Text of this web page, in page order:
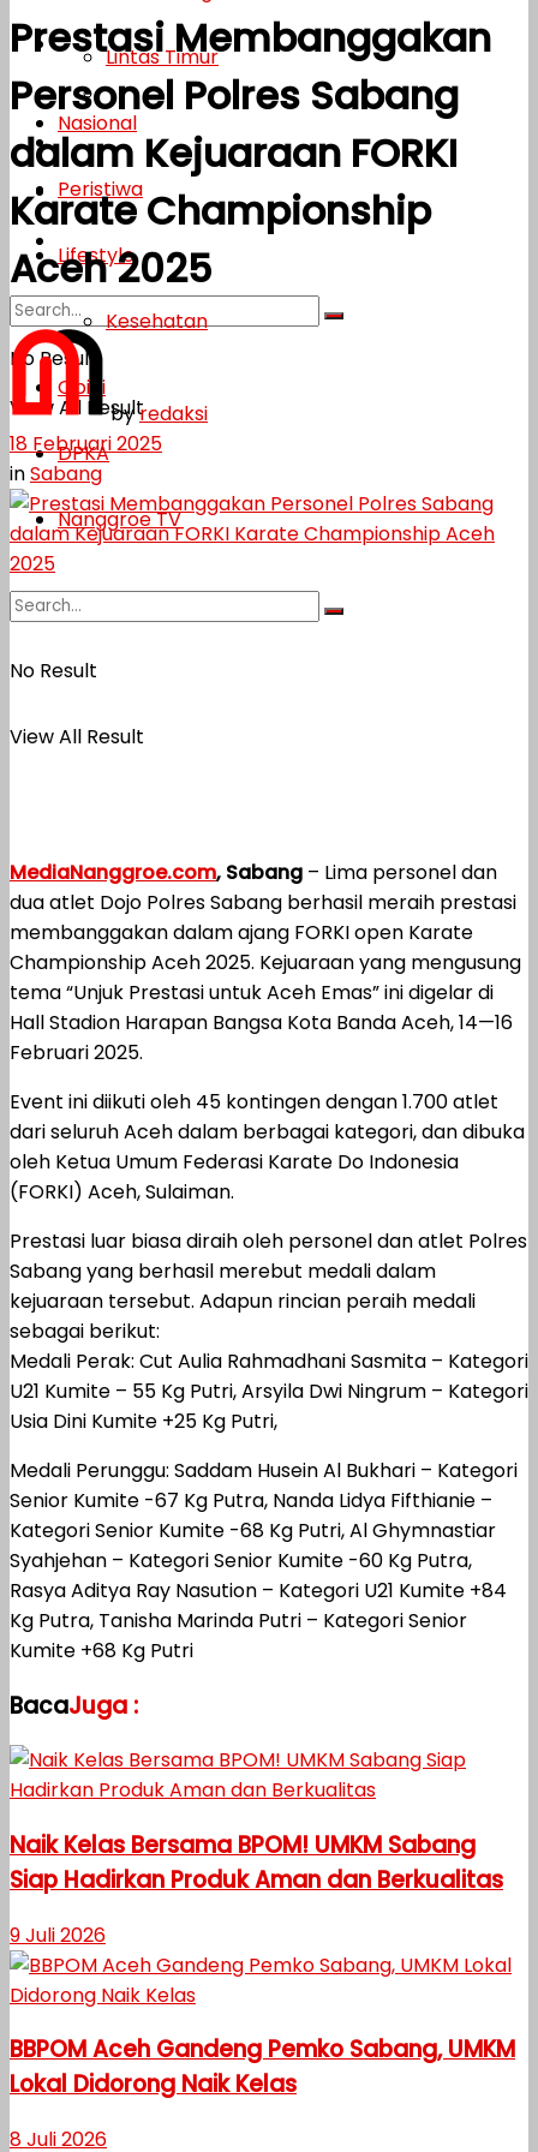
Lifestyle
Kesehatan
Opini
DPKA
Nanggroe TV
No Result
View All Result
Lintas Timur
Nasional
Peristiwa
Lifestyle
Kesehatan
Opini
DPKA
Nanggroe TV
No Result
View All Result
Prestasi Membanggakan
Personel Polres Sabang
dalam Kejuaraan FORKI
Karate Championship
Aceh 2025
byredaksi
18 Februari 2025
inSabang
MediaNanggroe.com, Sabang – Lima personel dan
dua atlet Dojo Polres Sabang berhasil meraih prestasi
membanggakan dalam ajang FORKI open Karate
Championship Aceh 2025. Kejuaraan yang mengusung
tema “Unjuk Prestasi untuk Aceh Emas” ini digelar di
Hall Stadion Harapan Bangsa Kota Banda Aceh, 14—16
Februari 2025.
Event ini diikuti oleh 45 kontingen dengan 1.700 atlet
dari seluruh Aceh dalam berbagai kategori, dan dibuka
oleh Ketua Umum Federasi Karate Do Indonesia
(FORKI) Aceh, Sulaiman.
Prestasi luar biasa diraih oleh personel dan atlet Polres
Sabang yang berhasil merebut medali dalam
kejuaraan tersebut. Adapun rincian peraih medali
sebagai berikut:
Medali Perak: Cut Aulia Rahmadhani Sasmita – Kategori
U21 Kumite – 55 Kg Putri, Arsyila Dwi Ningrum – Kategori
Usia Dini Kumite +25 Kg Putri,
Medali Perunggu: Saddam Husein Al Bukhari – Kategori
Senior Kumite -67 Kg Putra, Nanda Lidya Fifthianie –
Kategori Senior Kumite -68 Kg Putri, Al Ghymnastiar
Syahjehan – Kategori Senior Kumite -60 Kg Putra,
Rasya Aditya Ray Nasution – Kategori U21 Kumite +84
Kg Putra, Tanisha Marinda Putri – Kategori Senior
Kumite +68 Kg Putri
BacaJuga :
Naik Kelas Bersama BPOM! UMKM Sabang
Siap Hadirkan Produk Aman dan Berkualitas
9 Juli 2026
BBPOM Aceh Gandeng Pemko Sabang, UMKM
Lokal Didorong Naik Kelas
8 Juli 2026